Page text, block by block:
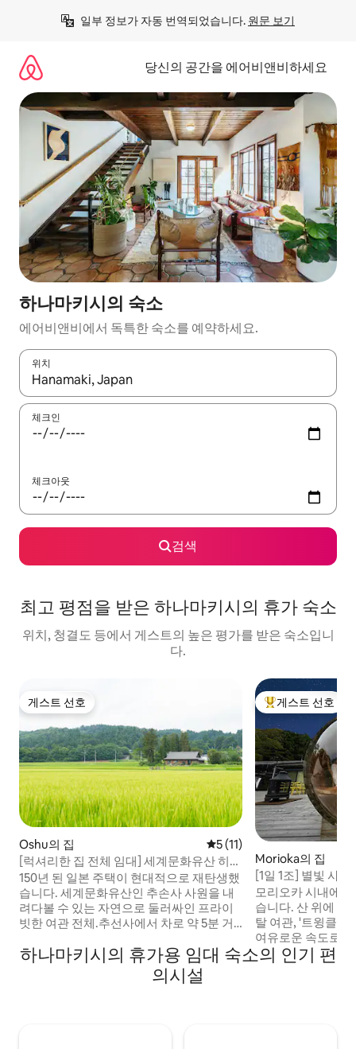
일부 정보가 자동 번역되었습니다. 원문 보기
당신의 공간을 에어비앤비하세요
하나마키시의 숙소
에어비앤비에서 독특한 숙소를 예약하세요.
위치
결과가 나오면 위·아래 화살표 키를 사용하거나 터치 또는 스와이
체크인
체크아웃
검색
최고 평점을 받은 하나마키시의 휴가 숙소
위치, 청결도 등에서 게스트의 높은 평가를 받은 숙소입니
다.
게스트 선호
게스트 선호
Oshu의 집 평점 5점(5점 만점), 후기 11
5 (11)
[럭셔리한 집 전체 임대] 세계문화유산 히라
이즈미·중손사까지 5분 | 150년 된 일본 농
가 재탄생 | 전통 건축
150년 된 일본 주택이 현대적으로 재탄생했
습니다. 세계문화유산인 추손사 사원을 내
려다볼 수 있는 자연으로 둘러싸인 프라이
빗한 여관 전체.추선사에서 차로 약 5분 거
로가 ‘지팡구의 황금 나라’로 세상에 소개한
일본의 고유한 풍경을 느낄 수 있는 곳입니
다.에도 시대부터 거의 변하지 않은 채 남아
상위 게스트 선호
게스트 선호
Morioka의 집
[1일 1조] 별빛 사
모리오카 역에서
트윙클 스타
모리오카 시내에
습니다. 산 위에 외
탈 여관, '트윙클
여유로운 속도로
이 펼쳐집니다. 숙소 외부에 면적이 약
350m²인 넓고 큰
하나마키시의 휴가용 임대 숙소의 인기 편
의시설